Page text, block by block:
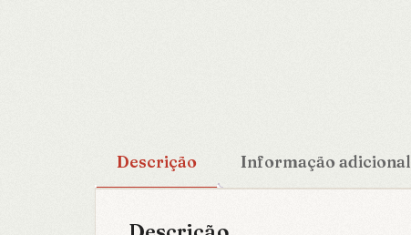
Descrição Informação adicional